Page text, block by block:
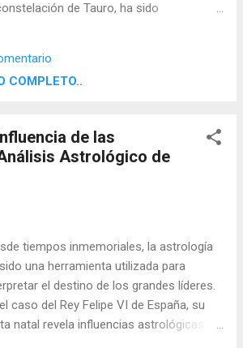
de Tauro, ha sido
con cualidades de nobleza, mando,
y éxito bajo la condición de actuar
en un punto crítico para el análisis
cuando se encuentra en
como el Sol, la Luna, el Ascendente o
COMPLETO..
de las
Astrológico de
tiempos inmemoriales, la astrología
una herramienta utilizada para
el destino de los grandes líderes.
caso del Rey Felipe VI de España, su
natal revela influencias astrológicas